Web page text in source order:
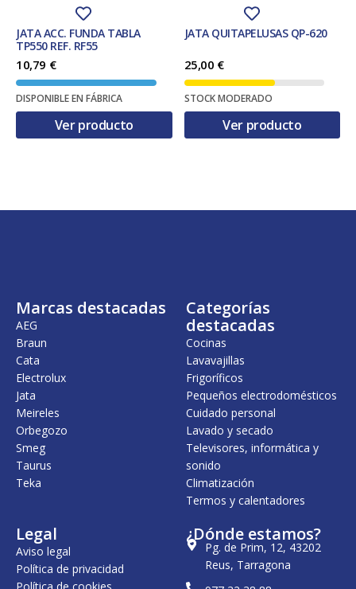
JATA ACC. FUNDA TABLA
TP550 REF. RF55
10,79 €
DISPONIBLE EN FÁBRICA
Ver producto
JATA QUITAPELUSAS QP-620
25,00 €
STOCK MODERADO
Ver producto
Marcas destacadas
AEG
Braun
Cata
Electrolux
Jata
Meireles
Orbegozo
Smeg
Taurus
Teka
Categorías
destacadas
Cocinas
Lavavajillas
Frigoríficos
Pequeños electrodomésticos
Cuidado personal
Lavado y secado
Televisores, informática y
sonido
Climatización
Termos y calentadores
Legal
Aviso legal
Política de privacidad
¿Dónde estamos?
Pg. de Prim, 12, 43202
Reus, Tarragona